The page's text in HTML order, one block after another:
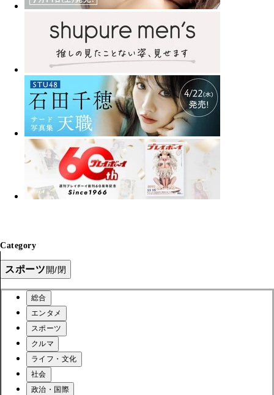
Category
スポーツ開/閉
総合
エンタメ
スポーツ
クルマ
ライフ・文化
社会
政治・国際